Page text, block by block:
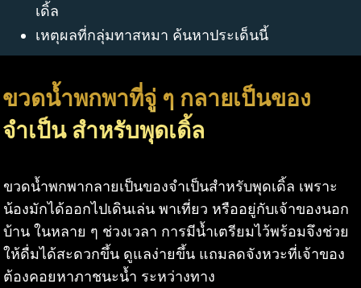
เดิ้ล
เหตุผลที่กลุ่มทาสหมา ค้นหาประเด็นนี้
ขวดน้ำพกพาที่จู่ ๆ กลายเป็นของ
จำเป็น สำหรับพุดเดิ้ล
ขวดน้ำพกพากลายเป็นของจำเป็นสำหรับพุดเดิ้ล เพราะ
น้องมักได้ออกไปเดินเล่น พาเที่ยว หรืออยู่กับเจ้าของนอก
บ้าน ในหลาย ๆ ช่วงเวลา การมีน้ำเตรียมไว้พร้อมจึงช่วย
ให้ดื่มได้สะดวกขึ้น ดูแลง่ายขึ้น แถมลดจังหวะที่เจ้าของ
ต้องคอยหาภาชนะน้ำ ระหว่างทาง